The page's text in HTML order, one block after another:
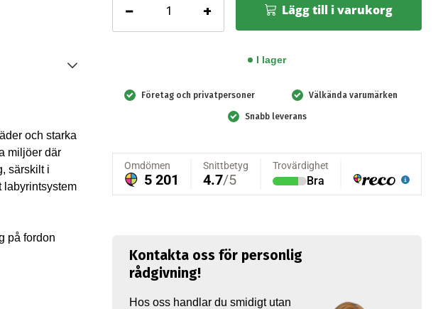
−
Brandsläckarskåp
EC9SW
+ Lägg till i varukorg
I lager
Företag och privatpersoner Välkända varumärken
Snabb leverans
Kontakta oss för personlig
rådgivning!
Hos oss handlar du smidigt utan
och starka
miljöer där
särskilt i
labyrintsystem
på fordon